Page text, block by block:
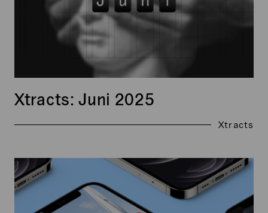
Xtracts
Xtracts: Juni 2025
Xtracts:
Juni
2024